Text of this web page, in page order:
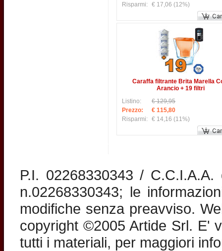
Risparmi: € 17,06 (12%)
Caraffa filtrante Brita Marella
Arancio + 19 filtri
Listino:
€ 129,95
Prezzo:
€ 115,80
Risparmi: € 14,16 (11%)
P.I. 02268330343 /
n.02268330343; le
modifiche senza preavviso.
copyright ©2005 Artide Srl. E'
tutti i materiali, per maggiori